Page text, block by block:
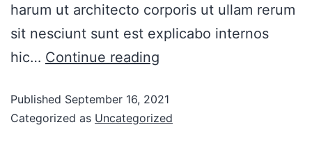
harum ut architecto corporis ut ullam rerum
sit nesciunt sunt est explicabo internos
hic… Continue reading
Published September 16, 2021
Categorized as Uncategorized